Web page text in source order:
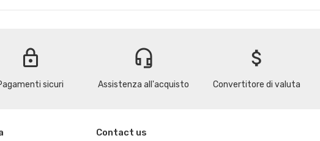
lock
sicuri
headset_mic
Assistenza all'acquisto
attach_money
Convertitore di valuta
Contact us